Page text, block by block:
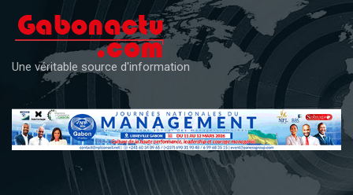
content
Une véritable source d'information